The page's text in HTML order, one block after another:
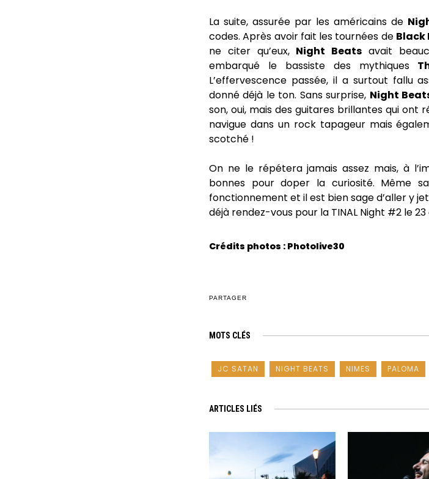
La suite, assurée par les américains de
codes. Après avoir fait les tournées de Black
ne citer qu’eux, Night Beats avait
embarqué le bassiste des mythiques
L’effervescence passée, il a surtout fallu
donné déjà le ton. Sans surprise, Night
son, oui, mais des guitares brillantes qui ont
navigue dans un rock tapageur mais
scotché !
On ne le répétera jamais assez mais, à
bonnes pour doper la curiosité. Même
fonctionnement et il est bien sage d’aller y
déjà rendez-vous pour la TINAL Night #2 le
Crédits photos : Photolive30
PARTAGER
MOTS CLÉS
JC SATAN NIGHT BEATS NIMES PALOMA
ARTICLES LIÉS